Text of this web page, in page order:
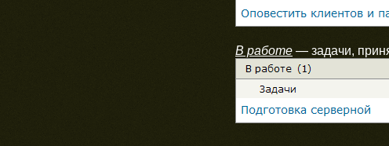
В работе — задачи,